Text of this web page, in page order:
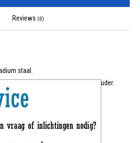
Reviews (0)
staal.
bits (25mm) met magnetische bithouder.